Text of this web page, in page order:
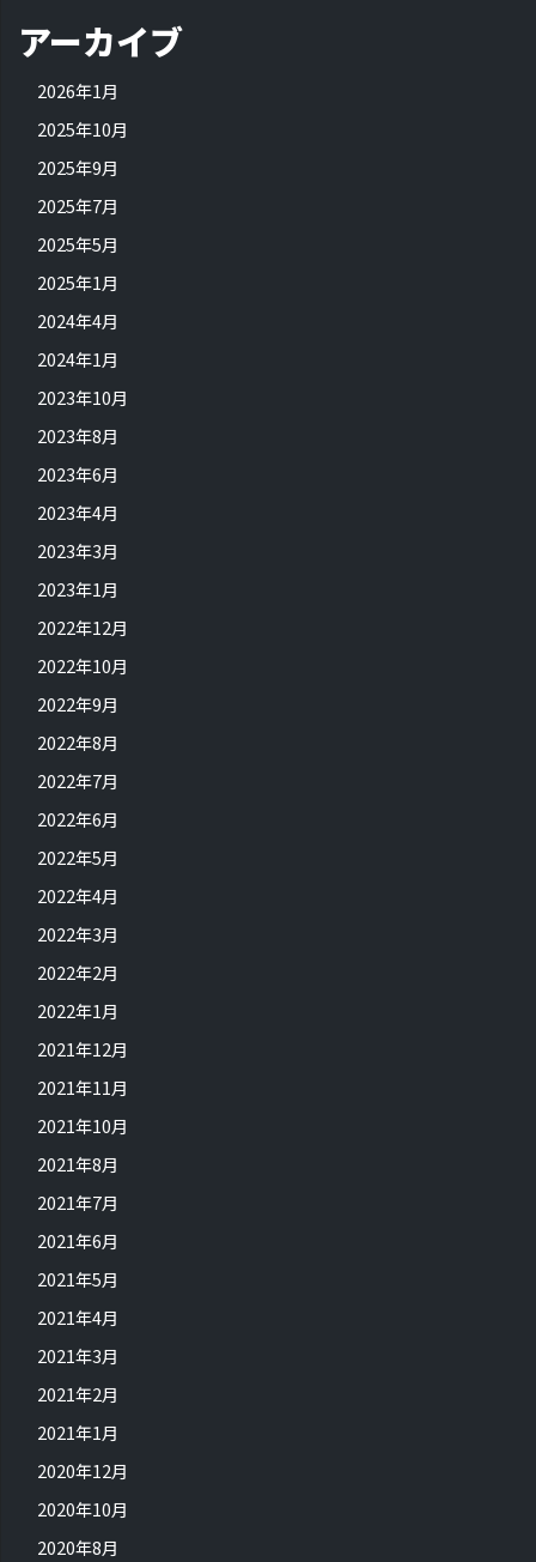
アーカイブ
2026年1月
2025年10月
2025年9月
2025年7月
2025年5月
2025年1月
2024年4月
2024年1月
2023年10月
2023年8月
2023年6月
2023年4月
2023年3月
2023年1月
2022年12月
2022年10月
2022年9月
2022年8月
2022年7月
2022年6月
2022年5月
2022年4月
2022年3月
2022年2月
2022年1月
2021年12月
2021年11月
2021年10月
2021年8月
2021年7月
2021年6月
2021年5月
2021年4月
2021年3月
2021年2月
2021年1月
2020年12月
2020年10月
2020年8月